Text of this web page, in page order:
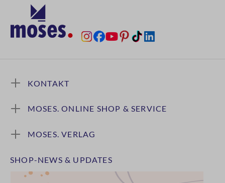
KONTAKT
MOSES. ONLINE SHOP & SERVICE
MOSES. VERLAG
SHOP-NEWS & UPDATES